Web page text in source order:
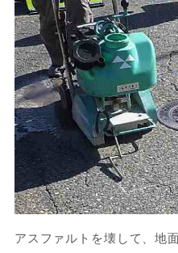
アスファルトを壊して、地